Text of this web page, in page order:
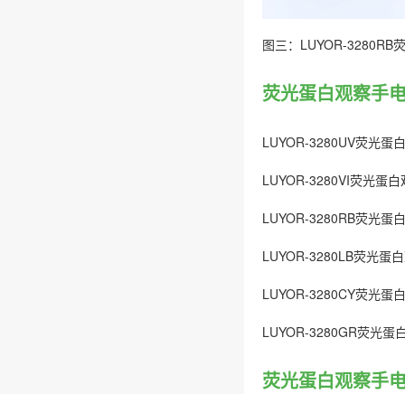
图三：LUYOR-3280RB
荧光蛋白观察手
LUYOR-3280UV荧光蛋
LUYOR-3280VI荧光蛋
LUYOR-3280RB荧光蛋
LUYOR-3280LB荧光蛋
LUYOR-3280CY荧光蛋
LUYOR-3280GR荧光蛋
荧光蛋白观察手